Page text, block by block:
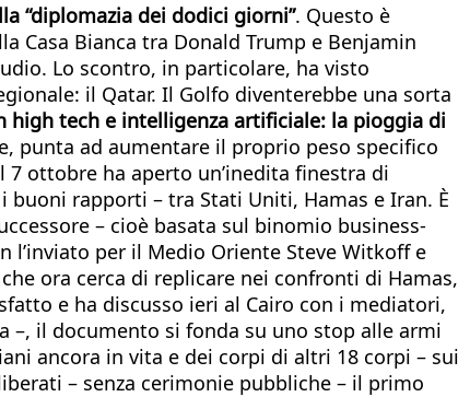
“diplomazia dei dodici giorni”. Questo è
Casa Bianca tra Donald Trump e Benjamin
Lo scontro, in particolare, ha visto
il Qatar. Il Golfo diventerebbe una sorta
tech e intelligenza artificiale: la pioggia di
punta ad aumentare il proprio peso specifico
7 ottobre ha aperto un’inedita finestra di
rapporti – tra Stati Uniti, Hamas e Iran. È
– cioè basata sul binomio business-
l’inviato per il Medio Oriente Steve Witkoff e
ora cerca di replicare nei confronti di Hamas,
e ha discusso ieri al Cairo con i mediatori,
il documento si fonda su uno stop alle armi
ancora in vita e dei corpi di altri 18 corpi – sui
– senza cerimonie pubbliche – il primo